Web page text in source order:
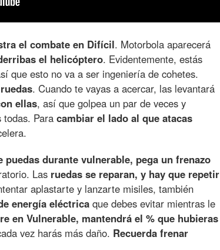
el combate en Difícil. Motorbola aparecerá
el helicóptero. Evidentemente, estás
que esto no va a ser ingeniería de cohetes.
. Cuando te vayas a acercar, las levantará
ellas, así que golpea un par de veces y
Para cambiar el lado al que atacas
puedas durante vulnerable, pega un frenazo
Las ruedas se reparan, y hay que repetir
aplastarte y lanzarte misiles, también
energía eléctrica que debes evitar mientras le
en Vulnerable, mantendrá el % que hubieras
vez harás más daño. Recuerda frenar